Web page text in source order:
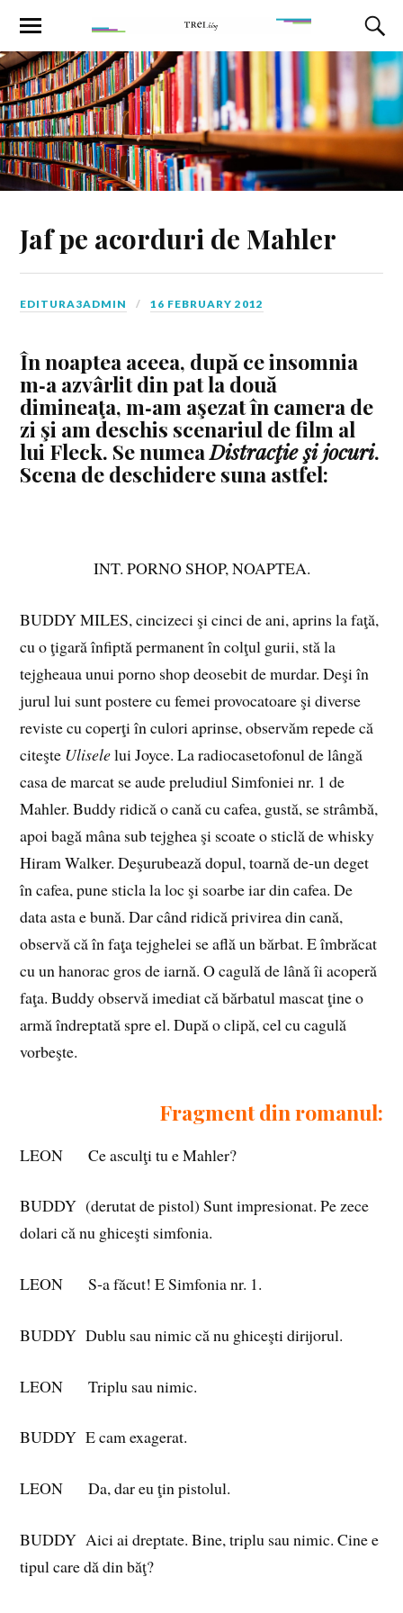
Jaf pe acorduri de Mahler
EDITURA3ADMIN 16 FEBRUARY 2012
În noaptea aceea, după ce insomnia
m‑a azvârlit din pat la două
dimineaţa, m‑am aşezat în camera de
zi şi am deschis scenariul de film al
lui Fleck. Se numeaDistracţie şi jocuri.
Scena de deschidere suna astfel:
INT. PORNO SHOP, NOAPTEA.
BUDDY MILES, cincizeci şi cinci de ani, aprins la faţă,
cu o ţigară înfiptă permanent în colţul gurii, stă la
tejgheaua unui porno shop deosebit de murdar. Deşi în
jurul lui sunt postere cu femei provocatoare şi diverse
reviste cu coperţi în culori aprinse, observăm repede că
citeşte Uliselelui Joyce. La radiocasetofonul de lângă
casa de marcat se aude preludiul Simfoniei nr. 1 de
Mahler. Buddy ridică o cană cu cafea, gustă, se strâmbă,
apoi bagă mâna sub tejghea şi scoate o sticlă de whisky
Hiram Walker. Deşurubează dopul, toarnă de‑un deget
în cafea, pune sticla la loc şi soarbe iar din cafea. De
data asta e bună. Dar când ridică privirea din cană,
observă că în faţa tejghelei se află un bărbat. E îmbrăcat
cu un hanorac gros de iarnă. O cagulă de lână îi acoperă
faţa. Buddy observă imediat că bărbatul mascat ţine o
armă îndreptată spre el. După o clipă, cel cu cagulă
vorbeşte.
Fragment din romanul:
LEON Ce asculţi tu e Mahler?
BUDDY (derutat de pistol) Sunt impresionat. Pe zece
dolari că nu ghiceşti simfonia.
LEON S‑a făcut! E Simfonia nr. 1.
BUDDY Dublu sau nimic că nu ghiceşti dirijorul.
LEON Triplu sau nimic.
BUDDY E cam exagerat.
LEON Da, dar eu ţin pistolul.
BUDDY Aici ai dreptate. Bine, triplu sau nimic. Cine e
tipul care dă din băţ?